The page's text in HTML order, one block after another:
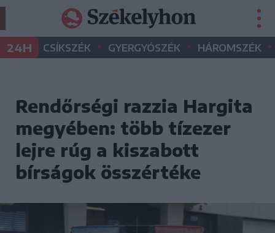
24H CSÍKSZÉK • GYERGYÓSZÉK • HÁROMSZÉK •
Rendőrségi razzia Hargita
megyében: több tízezer
lejre rúg a kiszabott
bírságok összértéke